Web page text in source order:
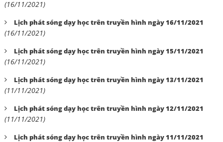
(16/11/2021)
Lịch phát sóng dạy học trên truyền hình ngày 16/11/2021
(16/11/2021)
Lịch phát sóng dạy học trên truyền hình ngày 15/11/2021
(16/11/2021)
Lịch phát sóng dạy học trên truyền hình ngày 13/11/2021
(11/11/2021)
Lịch phát sóng dạy học trên truyền hình ngày 12/11/2021
(11/11/2021)
Lịch phát sóng dạy học trên truyền hình ngày 11/11/2021